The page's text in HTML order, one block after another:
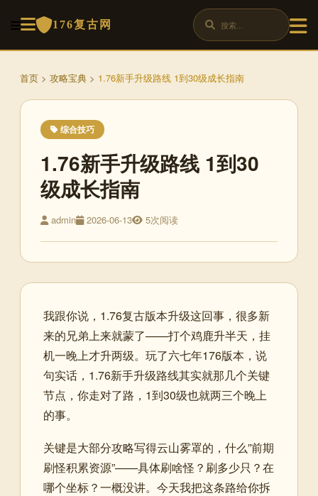
176复古网
首页 > 攻略宝典 > 1.76新手升级路线 1到30级成长指南
综合技巧
1.76新手升级路线 1到30
级成长指南
admin 2026-06-13 5次阅读
我跟你说，1.76复古版本升级这回事，很多新
来的兄弟上来就蒙了——打个鸡鹿升半天，挂
机一晚上才升两级。玩了六七年176版本，说
句实话，1.76新手升级路线其实就那几个关键
节点，你走对了路，1到30级也就两三个晚上
的事。
关键是大部分攻略写得云山雾罩的，什么”前期
刷怪积累资源”——具体刷啥怪？刷多少只？在
哪个坐标？一概没讲。今天我把这条路给你拆